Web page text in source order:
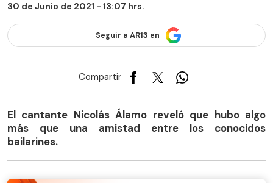
30 de Junio de 2021 - 13:07 hrs.
Seguir a AR13 en
Compartir
El cantante Nicolás Álamo reveló que hubo algo
más que una amistad entre los conocidos
bailarines.